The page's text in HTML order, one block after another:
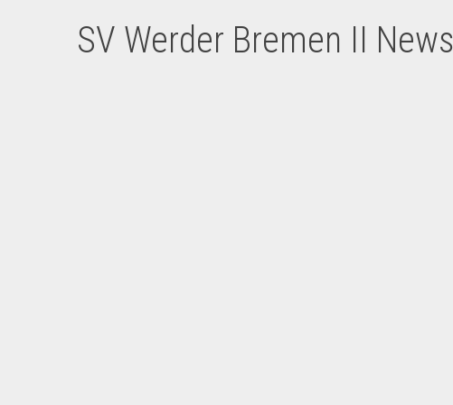
SV Werder Bremen II News